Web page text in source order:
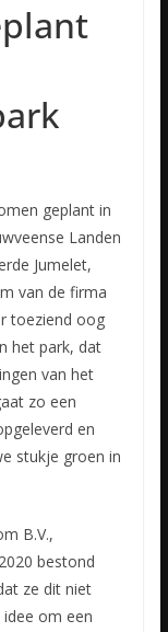
geplant in
Landen
Jumelet,
van de firma
toeziend oog
het park, dat
van het
zo een
en
stukje groen in
B.V.,
bestond
ze dit niet
om een